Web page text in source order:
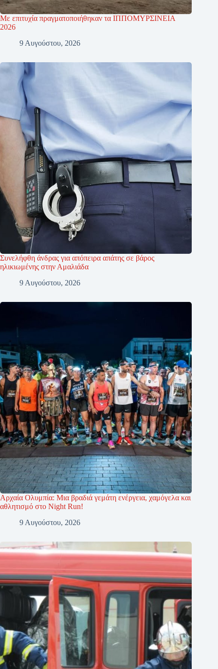
Με επιτυχία πραγματοποιήθηκαν τα ΙΠΠΟΜΥΡΣΙΝΕΙΑ
2026
9 Αυγούστου, 2026
Συνελήφθη άνδρας για απόπειρα απάτης σε βάρος
ηλικιωμένης στην Αμαλιάδα
9 Αυγούστου, 2026
Αρχαία Ολυμπία: Μια βραδιά γεμάτη ενέργεια, χαμόγελα και
αθλητισμό στο Night Run!
9 Αυγούστου, 2026